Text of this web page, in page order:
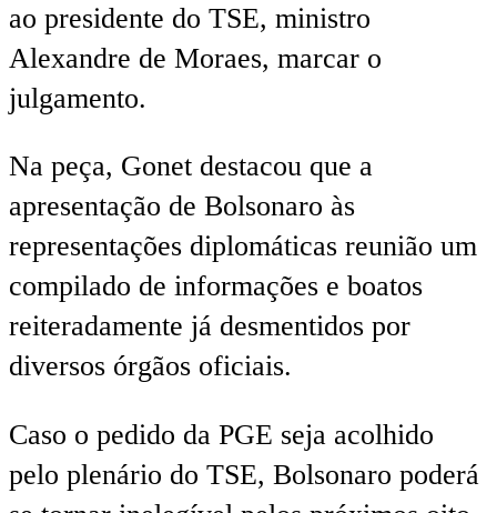
ao presidente do TSE, ministro
Alexandre de Moraes, marcar o
julgamento.
Na peça, Gonet destacou que a
apresentação de Bolsonaro às
representações diplomáticas reunião um
compilado de informações e boatos
reiteradamente já desmentidos por
diversos órgãos oficiais.
Caso o pedido da PGE seja acolhido
pelo plenário do TSE, Bolsonaro poderá